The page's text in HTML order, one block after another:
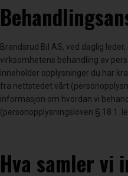
Brandsrud Bil AS, ved daglig
virksomhetens behandling av
inneholder opplysninger du har
fra nettstedet vårt
informasjon om hvordan vi
(personopplysningsloven § 18 1.
Hva samler vi